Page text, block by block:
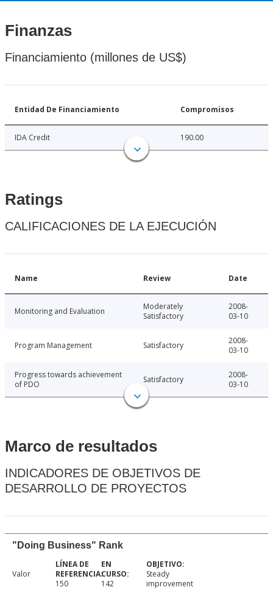
Finanzas
Financiamiento (millones de US$)
Entidad De Financiamiento Compromisos
IDA Credit 190.00
Ratings
CALIFICACIONES DE LA EJECUCIÓN
Name Review Date
Monitoring and Evaluation
Moderately
Satisfactory
2008-
03-10
Program Management Satisfactory
2008-
03-10
Progress towards achievement
of PDO
Satisfactory
2008-
03-10
Marco de resultados
INDICADORES DE OBJETIVOS DE
DESARROLLO DE PROYECTOS
"Doing Business" Rank
Valor
150
142
Steady
improvement